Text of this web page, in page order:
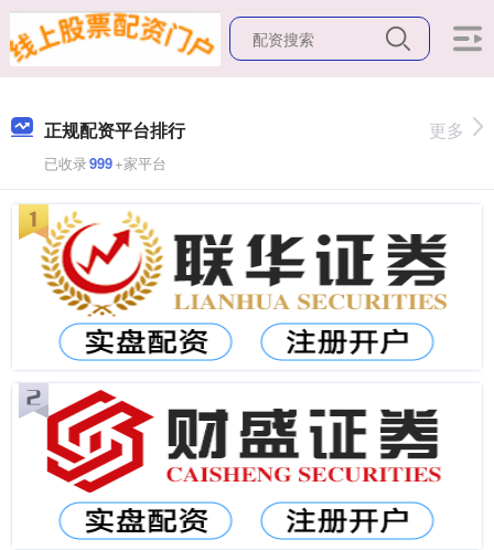
正规配资平台排行
已收录999+家平台
更多